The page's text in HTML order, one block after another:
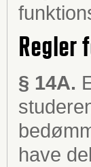
Regler
§ 14A.
have